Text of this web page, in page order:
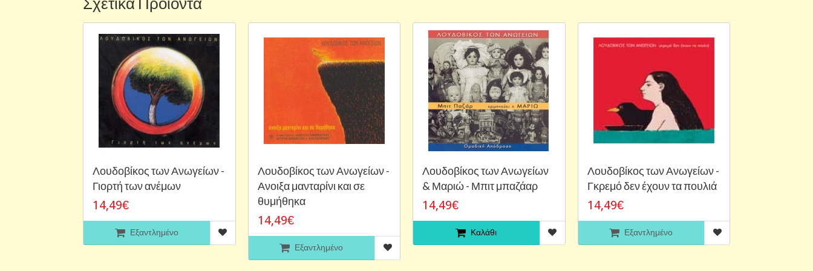
Λουδοβίκος των Ανωγείων -
Γιορτή των ανέμων
14,49€
Εξαντλημένο
Λουδοβίκος των Ανωγείων -
Ανοιξα μανταρίνι και σε
θυμήθηκα
14,49€
Εξαντλημένο
Λουδοβίκος των Ανωγείων
& Μαριώ - Μπιτ μπαζάαρ
14,49€
Καλάθι
Λουδοβίκος των Ανωγείων -
Γκρεμό δεν έχουν τα πουλιά
14,49€
Εξαντλημένο